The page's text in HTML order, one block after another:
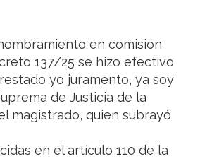
en comisión
137/25 se hizo efectivo
yo juramento, ya soy
de Justicia de la
magistrado, quien subrayó
en el artículo 110 de la